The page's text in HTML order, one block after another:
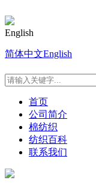
English
简体中文English
首页
公司简介
棉纺织
纺织百科
联系我们